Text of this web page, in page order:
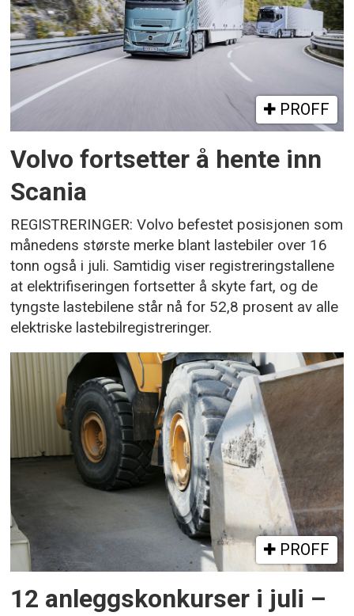
PROFF
Volvo fortsetter å hente inn
Scania
REGISTRERINGER: Volvo befestet posisjonen som
månedens største merke blant lastebiler over 16
tonn også i juli. Samtidig viser registreringstallene
at elektrifiseringen fortsetter å skyte fart, og de
tyngste lastebilene står nå for 52,8 prosent av alle
elektriske lastebilregistreringer.
PROFF
12 anleggskonkurser i juli –